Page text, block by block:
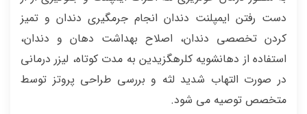
دست رفتن ایمپلنت دندان انجام جرمگیری دندان و تمیز
کردن تخصصی دندان، اصلاح بهداشت دهان و دندان،
استفاده از دهانشویه کلرهگزیدین به مدت کوتاه، لیزر درمانی
در صورت التهاب شدید لثه و بررسی طراحی پروتز توسط
متخصص توصیه می شود.